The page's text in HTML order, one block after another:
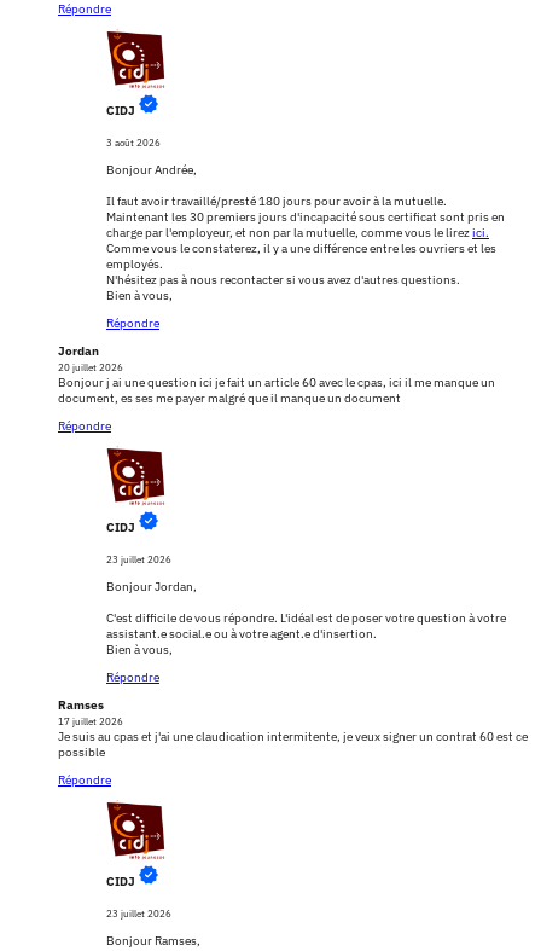
Répondre
CIDJ
3 août 2026
Bonjour Andrée,
Il faut avoir travaillé/presté 180 jours pour avoir à la mutuelle.
Maintenant les 30 premiers jours d'incapacité sous certificat sont pris en
charge par l'employeur, et non par la mutuelle, comme vous le lirezici.
Comme vous le constaterez, il y a une différence entre les ouvriers et les
employés.
N'hésitez pas à nous recontacter si vous avez d'autres questions.
Bien à vous,
Répondre
Jordan
20 juillet 2026
Bonjour j ai une question ici je fait un article 60 avec le cpas, ici il me manque un
document, es ses me payer malgré que il manque un document
Répondre
CIDJ
23 juillet 2026
Bonjour Jordan,
C'est difficile de vous répondre. L'idéal est de poser votre question à votre
assistant.e social.e ou à votre agent.e d'insertion.
Bien à vous,
Répondre
Ramses
17 juillet 2026
Je suis au cpas et j'ai une claudication intermitente, je veux signer un contrat 60 est ce
possible
Répondre
CIDJ
23 juillet 2026
Bonjour Ramses,